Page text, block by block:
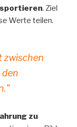
. Ziel
Werte teilen.
zwischen
zu